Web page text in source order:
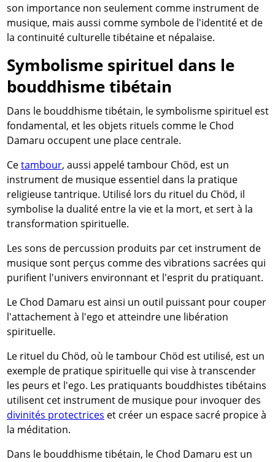
son importance non seulement comme instrument de
musique, mais aussi comme symbole de l'identité et de
la continuité culturelle tibétaine et népalaise.
Symbolisme spirituel dans le
bouddhisme tibétain
Dans le bouddhisme tibétain, le symbolisme spirituel est
fondamental, et les objets rituels comme le Chod
Damaru occupent une place centrale.
Cetambour, aussi appelé tambour Chöd, est un
instrument de musique essentiel dans la pratique
religieuse tantrique. Utilisé lors du rituel du Chöd, il
symbolise la dualité entre la vie et la mort, et sert à la
transformation spirituelle.
Les sons de percussion produits par cet instrument de
musique sont perçus comme des vibrations sacrées qui
purifient l'univers environnant et l'esprit du pratiquant.
Le Chod Damaru est ainsi un outil puissant pour couper
l'attachement à l'ego et atteindre une libération
spirituelle.
Le rituel du Chöd, où le tambour Chöd est utilisé, est un
exemple de pratique spirituelle qui vise à transcender
les peurs et l'ego. Les pratiquants bouddhistes tibétains
utilisent cet instrument de musique pour invoquer des
divinités protectrices et créer un espace sacré propice à
la méditation.
Dans le bouddhisme tibétain, le Chod Damaru est un